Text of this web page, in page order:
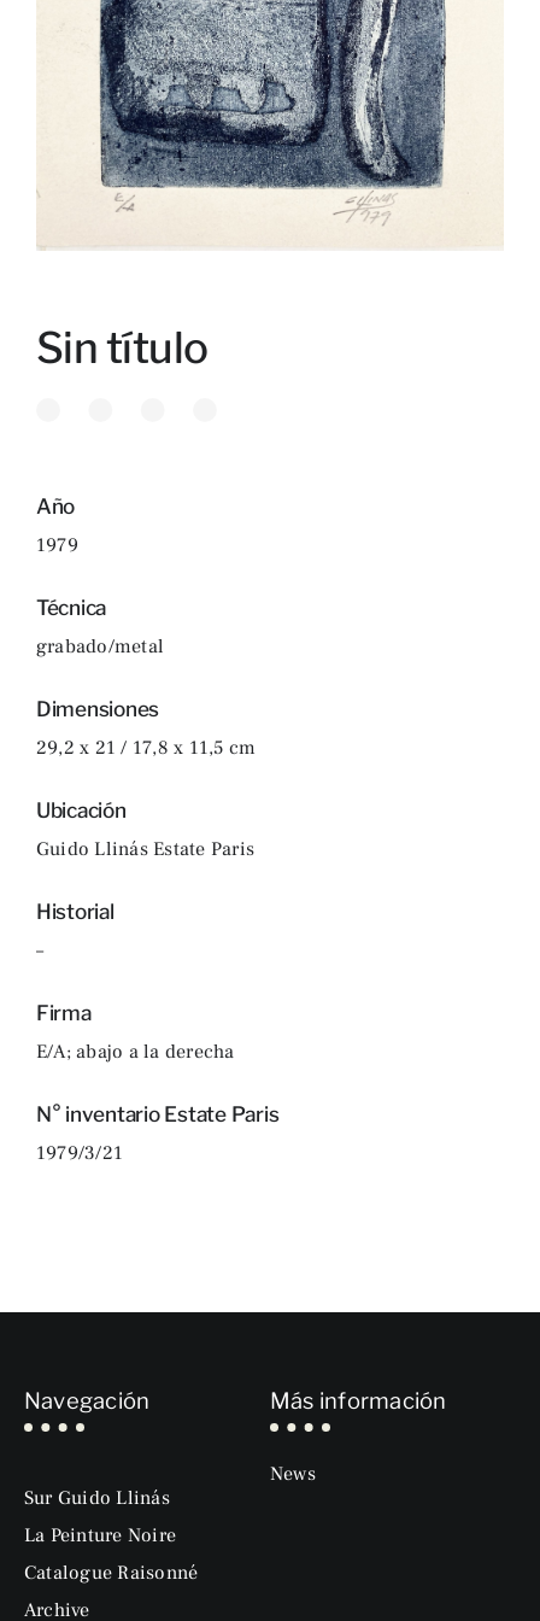
Sin título
Año
1979
Técnica
grabado/metal
Dimensiones
29,2 x 21 / 17,8 x 11,5 cm
Ubicación
Guido Llinás Estate Paris
Historial
–
Firma
E/A; abajo a la derecha
N° inventario Estate Paris
1979/3/21
Navegación
Sur Guido Llinás
La Peinture Noire
Catalogue Raisonné
Archive
Más información
News